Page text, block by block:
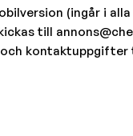
(ingår i
till